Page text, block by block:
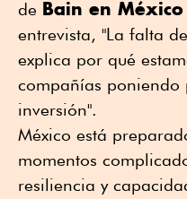
de Bain en México
entrevista, "La falta
explica por qué
compañías poniendo
inversión".
México está
momentos
resiliencia y